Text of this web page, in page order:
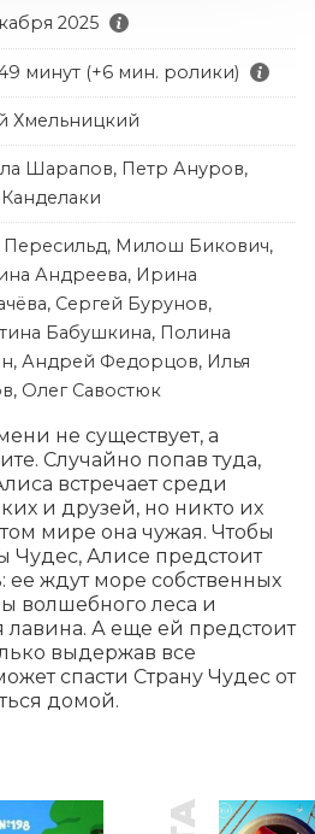
2025
49 минут (+6 мин. ролики)
Хмельницкий
Шарапов, Петр Ануров,
Милош Бикович,
Андреева, Ирина
Сергей Бурунов,
Бабушкина, Полина
Андрей Федорцов, Илья
Олег Савостюк
не существует, а
Случайно попав туда,
встречает среди
и друзей, но никто их
мире она чужая. Чтобы
Чудес, Алисе предстоит
ее ждут море собственных
волшебного леса и
лавина. А еще ей предстоит
выдержав все
спасти Страну Чудес от
домой.